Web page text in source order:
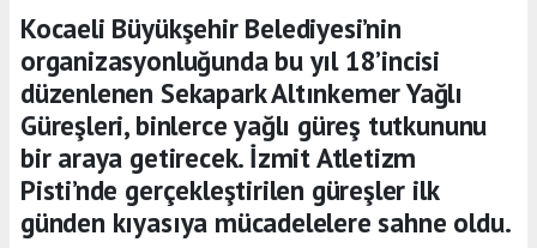
Kocaeli Büyükşehir Belediyesi’nin
organizasyonluğunda bu yıl 18’incisi
düzenlenen Sekapark Altınkemer Yağlı
Güreşleri, binlerce yağlı güreş tutkununu
bir araya getirecek. İzmit Atletizm
Pisti’nde gerçekleştirilen güreşler ilk
günden kıyasıya mücadelelere sahne oldu.